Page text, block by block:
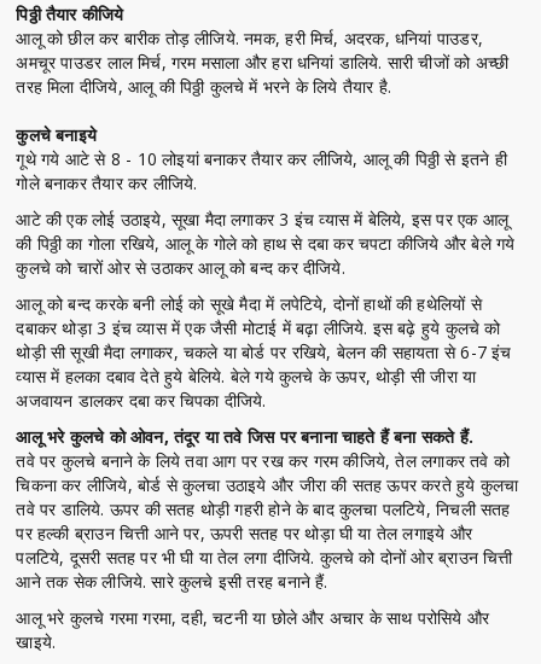
पिठ्ठी तैयार कीजिये
आलू को छील कर बारीक तोड़ लीजिये. नमक, हरी मिर्च, अदरक, धनियां पाउडर,
अमचूर पाउडर लाल मिर्च, गरम मसाला और हरा धनियां डालिये. सारी चीजों को अच्छी
तरह मिला दीजिये, आलू की पिठ्ठी कुलचे में भरने के लिये तैयार है.
कुलचे बनाइये
गूथे गये आटे से 8 - 10 लोइयां बनाकर तैयार कर लीजिये, आलू की पिठ्ठी से इतने ही
गोले बनाकर तैयार कर लीजिये.
आटे की एक लोई उठाइये, सूखा मैदा लगाकर 3 इंच व्यास में बेलिये, इस पर एक आलू
की पिठ्ठी का गोला रखिये, आलू के गोले को हाथ से दबा कर चपटा कीजिये और बेले गये
कुलचे को चारों ओर से उठाकर आलू को बन्द कर दीजिये.
आलू को बन्द करके बनी लोई को सूखे मैदा में लपेटिये, दोनों हाथों की हथेलियों से
दबाकर थोड़ा 3 इंच व्यास में एक जैसी मोटाई में बढ़ा लीजिये. इस बढ़े हुये कुलचे को
थोड़ी सी सूखी मैदा लगाकर, चकले या बोर्ड पर रखिये, बेलन की सहायता से 6-7 इंच
व्यास में हलका दबाव देते हुये बेलिये. बेले गये कुलचे के ऊपर, थोड़ी सी जीरा या
अजवायन डालकर दबा कर चिपका दीजिये.
आलू भरे कुलचे को ओवन, तंदूर या तवे जिस पर बनाना चाहते हैं बना सकते हैं.
तवे पर कुलचे बनाने के लिये तवा आग पर रख कर गरम कीजिये, तेल लगाकर तवे को
चिकना कर लीजिये, बोर्ड से कुलचा उठाइये और जीरा की सतह ऊपर करते हुये कुलचा
तवे पर डालिये. ऊपर की सतह थोड़ी गहरी होने के बाद कुलचा पलटिये, निचली सतह
पर हल्की ब्राउन चित्ती आने पर, ऊपरी सतह पर थोड़ा घी या तेल लगाइये और
पलटिये, दूसरी सतह पर भी घी या तेल लगा दीजिये. कुलचे को दोनों ओर ब्राउन चित्ती
आने तक सेक लीजिये. सारे कुलचे इसी तरह बनाने हैं.
आलू भरे कुलचे गरमा गरमा, दही, चटनी या छोले और अचार के साथ परोसिये और
खाइये.